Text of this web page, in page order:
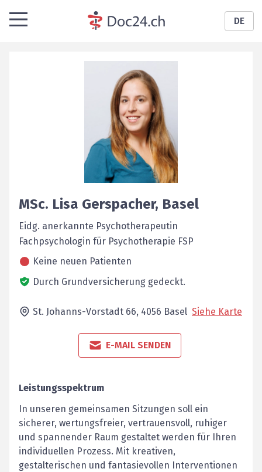
DE
MSc. Lisa Gerspacher, Basel
Eidg. anerkannte Psychotherapeutin
Fachpsychologin für Psychotherapie FSP
Keine neuen Patienten
Durch Grundversicherung gedeckt.
St. Johanns-Vorstadt 66, 4056 Basel Siehe Karte
E-MAIL SENDEN
Leistungsspektrum
In unseren gemeinsamen Sitzungen soll ein
sicherer, wertungsfreier, vertrauensvoll, ruhiger
und spannender Raum gestaltet werden für Ihren
individuellen Prozess. Mit kreativen,
gestalterischen und fantasievollen Interventionen